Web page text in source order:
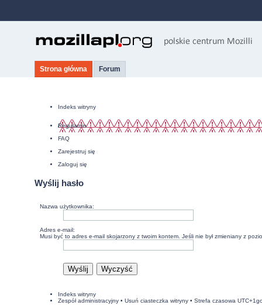
Strona główna Forum
Indeks witryny
Regulamin
FAQ
Zarejestruj się
Zaloguj się
Wyślij hasło
Nazwa użytkownika:
Adres e-mail:
Musi być to adres e-mail skojarzony z twoim kontem. Jeśli nie był zmieniany z
Indeks witryny
Zespół administracyjny• Usuń ciasteczka witryny• Strefa czasowa